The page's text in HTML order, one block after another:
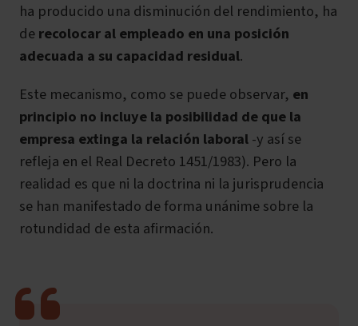
ha producido una disminución del rendimiento, ha
derecolocar al empleado en una posición
adecuada a su capacidad residual.
Este mecanismo, como se puede observar, en
principio no incluye la posibilidad de que la
empresa extinga la relación laboral-y así se
refleja en el Real Decreto 1451/1983). Pero la
realidad es que ni la doctrina ni la jurisprudencia
se han manifestado de forma unánime sobre la
rotundidad de esta afirmación.